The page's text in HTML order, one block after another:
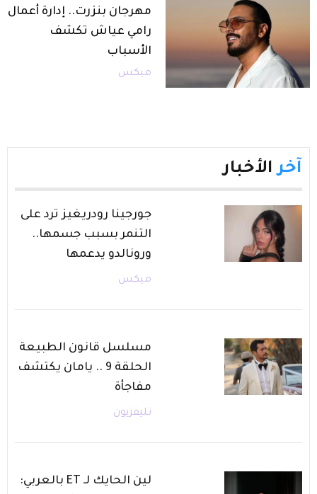
مهرجان بنزرت.. إدارة أعمال
رامي عياش تكشف
الأسباب
ميكس
آخر الأخبار
جورجينا رودريغيز ترد على
التنمر بسبب جسمها..
ورونالدو يدعمها
ميكس
مسلسل قانون الطبيعة
الحلقة 9 .. يامان يكتشف
مفاجأة
تليفزيون
لين الحايك لـ ET بالعربي: